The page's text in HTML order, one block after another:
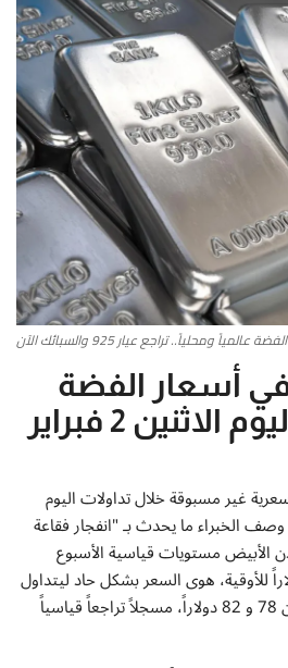
ومحلياً.. تراجع عيار 925 والسبائك الآن
في أسعار الفضة
عالمياً وعربياً اليوم الاثنين 2 فبراير
غير مسبوقة خلال تداولات اليوم
2026، حيث وصف الخبراء ما يحدث بـ "انفجار فقاعة
مستويات قياسية الأسبوع
وصلت إلى 121 دولاراً للأوقية، هوى السعر بشكل حاد ليتداول
الآن عند مستويات تتراوح بين 78 و 82 دولاراً، مسجلاً تراجعاً قياسياً